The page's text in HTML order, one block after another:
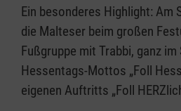
Ein besonderes Highlight: Am
die Malteser beim großen
Fußgruppe mit Trabbi, ganz im
Hessentags-Mottos „Foll
eigenen Auftritts „Foll